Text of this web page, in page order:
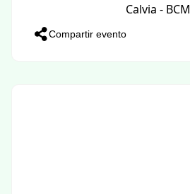
Calvia - BCM
Compartir evento